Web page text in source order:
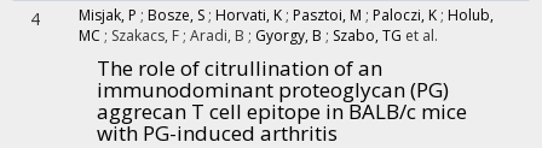
4 Misjak, P ; Bosze, S ; Horvati, K ; Pasztoi, M ; Paloczi, K ; Holub,
MC ; Szakacs, F ; Aradi, B ; Gyorgy, B ; Szabo, TG et al.
The role of citrullination of an
immunodominant proteoglycan (PG)
aggrecan T cell epitope in BALB/c mice
with PG-induced arthritis